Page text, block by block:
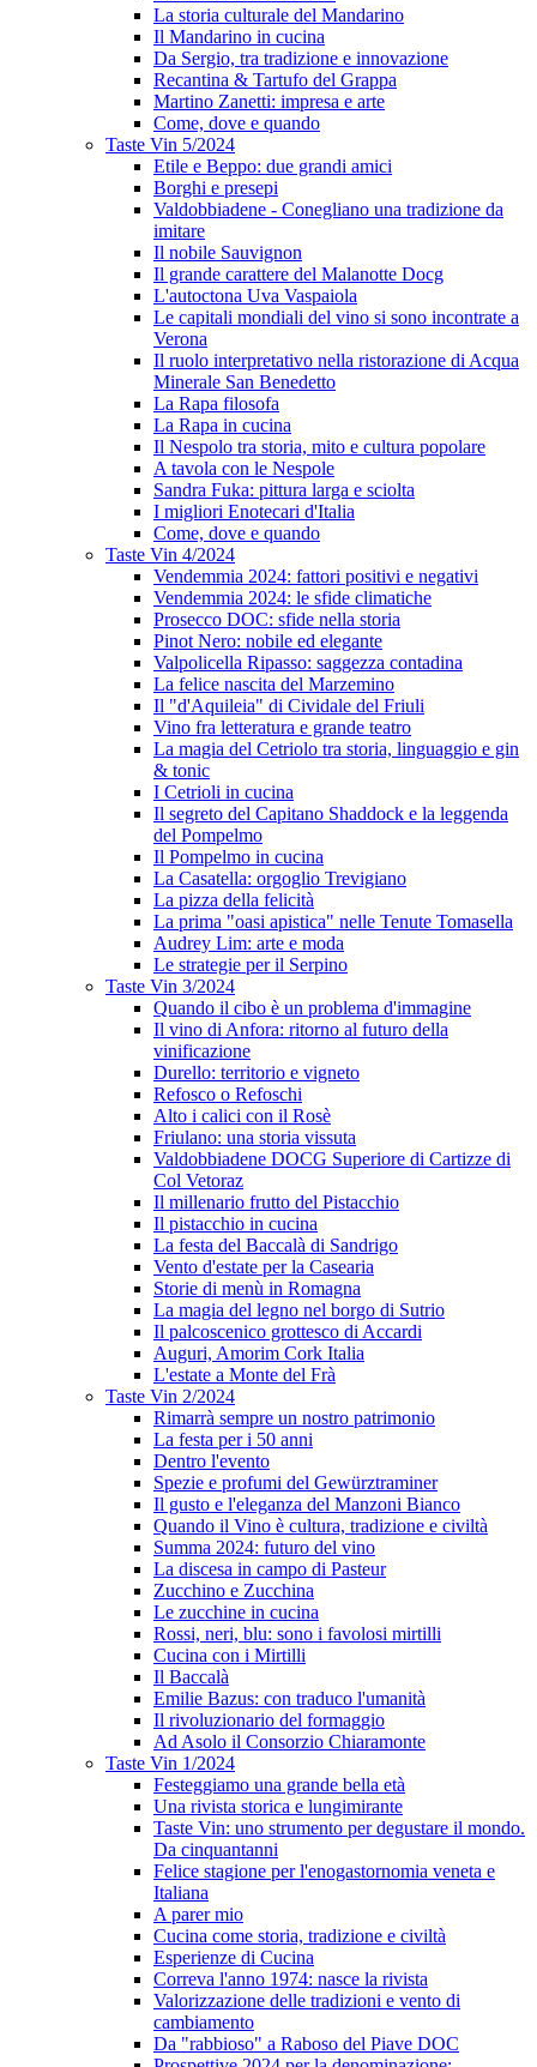
La storia culturale del Mandarino
Il Mandarino in cucina
Da Sergio, tra tradizione e innovazione
Recantina & Tartufo del Grappa
Martino Zanetti: impresa e arte
Come, dove e quando
Taste Vin 5/2024
Etile e Beppo: due grandi amici
Borghi e presepi
Valdobbiadene - Conegliano una tradizione da
imitare
Il nobile Sauvignon
Il grande carattere del Malanotte Docg
L'autoctona Uva Vaspaiola
Le capitali mondiali del vino si sono incontrate a
Verona
Il ruolo interpretativo nella ristorazione di Acqua
Minerale San Benedetto
La Rapa filosofa
La Rapa in cucina
Il Nespolo tra storia, mito e cultura popolare
A tavola con le Nespole
Sandra Fuka: pittura larga e sciolta
I migliori Enotecari d'Italia
Come, dove e quando
Taste Vin 4/2024
Vendemmia 2024: fattori positivi e negativi
Vendemmia 2024: le sfide climatiche
Prosecco DOC: sfide nella storia
Pinot Nero: nobile ed elegante
Valpolicella Ripasso: saggezza contadina
La felice nascita del Marzemino
Il "d'Aquileia" di Cividale del Friuli
Vino fra letteratura e grande teatro
La magia del Cetriolo tra storia, linguaggio e gin
& tonic
I Cetrioli in cucina
Il segreto del Capitano Shaddock e la leggenda
del Pompelmo
Il Pompelmo in cucina
La Casatella: orgoglio Trevigiano
La pizza della felicità
La prima "oasi apistica" nelle Tenute Tomasella
Audrey Lim: arte e moda
Le strategie per il Serpino
Taste Vin 3/2024
Quando il cibo è un problema d'immagine
Il vino di Anfora: ritorno al futuro della
vinificazione
Durello: territorio e vigneto
Refosco o Refoschi
Alto i calici con il Rosè
Friulano: una storia vissuta
Valdobbiadene DOCG Superiore di Cartizze di
Col Vetoraz
Il millenario frutto del Pistacchio
Il pistacchio in cucina
La festa del Baccalà di Sandrigo
Vento d'estate per la Casearia
Storie di menù in Romagna
La magia del legno nel borgo di Sutrio
Il palcoscenico grottesco di Accardi
Auguri, Amorim Cork Italia
L'estate a Monte del Frà
Taste Vin 2/2024
Rimarrà sempre un nostro patrimonio
La festa per i 50 anni
Dentro l'evento
Spezie e profumi del Gewürztraminer
Il gusto e l'eleganza del Manzoni Bianco
Quando il Vino è cultura, tradizione e civiltà
Summa 2024: futuro del vino
La discesa in campo di Pasteur
Zucchino e Zucchina
Le zucchine in cucina
Rossi, neri, blu: sono i favolosi mirtilli
Cucina con i Mirtilli
Il Baccalà
Emilie Bazus: con traduco l'umanità
Il rivoluzionario del formaggio
Ad Asolo il Consorzio Chiaramonte
Taste Vin 1/2024
Festeggiamo una grande bella età
Una rivista storica e lungimirante
Taste Vin: uno strumento per degustare il mondo.
Da cinquantanni
Felice stagione per l'enogastornomia veneta e
Italiana
A parer mio
Cucina come storia, tradizione e civiltà
Esperienze di Cucina
Correva l'anno 1974: nasce la rivista
Valorizzazione delle tradizioni e vento di
cambiamento
Da "rabbioso" a Raboso del Piave DOC